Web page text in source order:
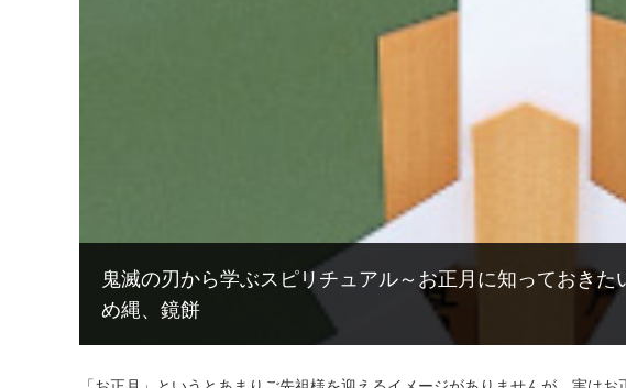
鬼滅の刃から学ぶスピリチュアル～お正月に知っておき
め縄、鏡餅